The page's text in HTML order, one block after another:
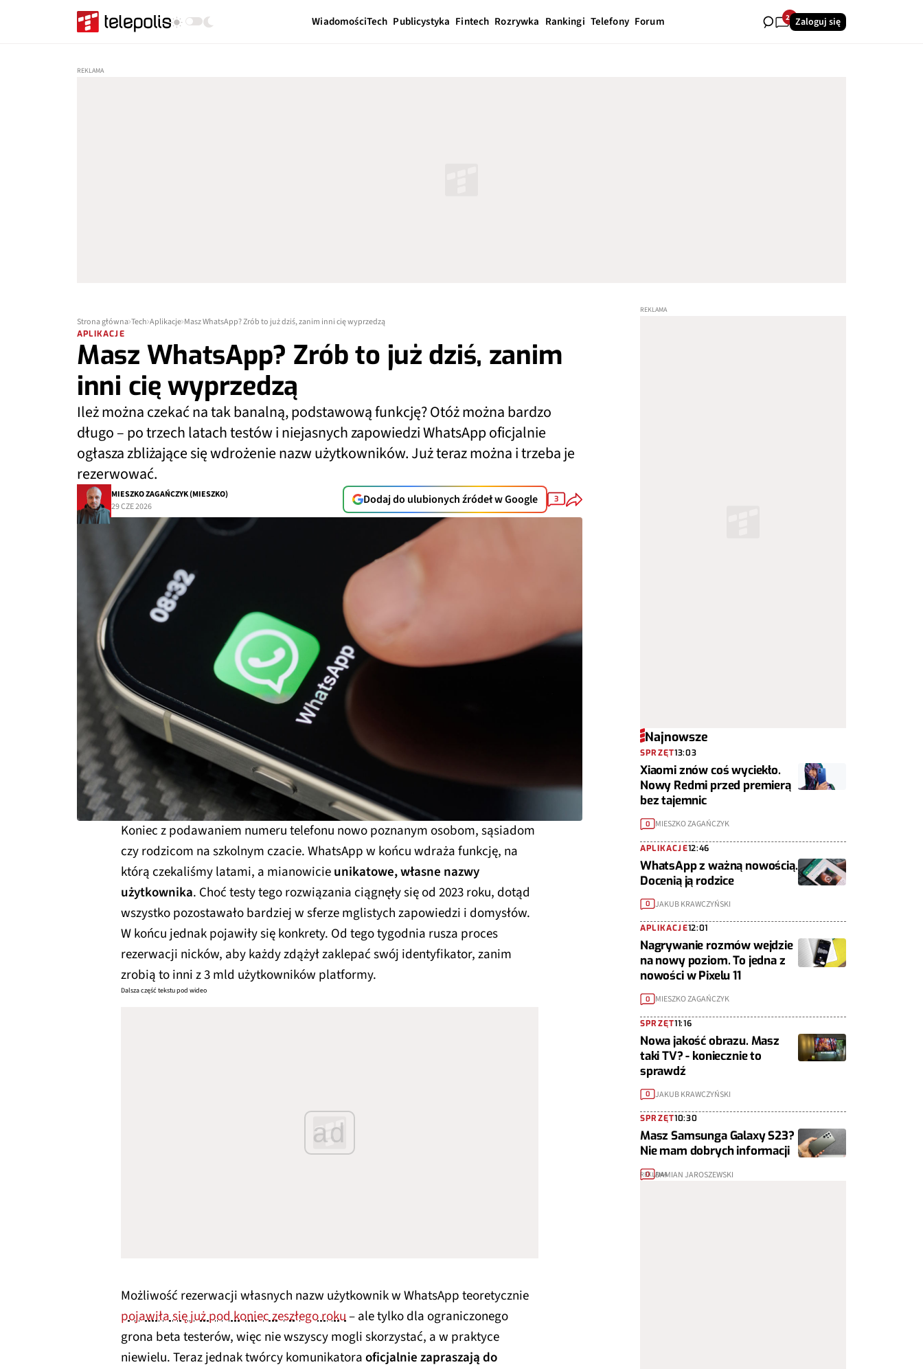
WiadomościTech Publicystyka Fintech Rozrywka Rankingi Telefony Forum 24Zaloguj się
Strona główna Tech Aplikacje Masz WhatsApp? Zrób to już dziś, zanim inni cię wyprzedzą
APLIKACJE
Masz WhatsApp? Zrób to już dziś, zanim
inni cię wyprzedzą
Ileż można czekać na tak banalną, podstawową funkcję? Otóż można bardzo
długo – po trzech latach testów i niejasnych zapowiedzi WhatsApp oficjalnie
ogłasza zbliżające się wdrożenie nazw użytkowników. Już teraz można i trzeba je
rezerwować.
MIESZKO ZAGAŃCZYK (MIESZKO)
29 CZE 2026
Dodaj do ulubionych źródeł w Google 3
Koniec z podawaniem numeru telefonu nowo poznanym osobom, sąsiadom
czy rodzicom na szkolnym czacie. WhatsApp w końcu wdraża funkcję, na
którą czekaliśmy latami, a mianowicieunikatowe, własne nazwy
użytkownika. Choć testy tego rozwiązania ciągnęły się od 2023 roku, dotąd
wszystko pozostawało bardziej w sferze mglistych zapowiedzi i domysłów.
W końcu jednak pojawiły się konkrety. Od tego tygodnia rusza proces
rezerwacji nicków, aby każdy zdążył zaklepać swój identyfikator, zanim
zrobią to inni z 3 mld użytkowników platformy.
Dalsza część tekstu pod wideo
ad
Możliwość rezerwacji własnych nazw użytkownik w WhatsApp teoretycznie
pojawiła się już pod koniec zeszłego roku– ale tylko dla ograniczonego
grona beta testerów, więc nie wszyscy mogli skorzystać, a w praktyce
niewielu. Teraz jednak twórcy komunikatoraoficjalnie zapraszają do
Najnowsze
SPRZĘT13:03
Xiaomi znów coś wyciekło.
Nowy Redmi przed premierą
bez tajemnic
0 MIESZKO ZAGAŃCZYK
APLIKACJE12:46
WhatsApp z ważną nowością.
Docenią ją rodzice
0 JAKUB KRAWCZYŃSKI
APLIKACJE12:01
Nagrywanie rozmów wejdzie
na nowy poziom. To jedna z
nowości w Pixelu 11
0 MIESZKO ZAGAŃCZYK
SPRZĘT11:16
Nowa jakość obrazu. Masz
taki TV? - koniecznie to
sprawdź
0 JAKUB KRAWCZYŃSKI
SPRZĘT10:30
Masz Samsunga Galaxy S23?
Nie mam dobrych informacji
0 DAMIAN JAROSZEWSKI